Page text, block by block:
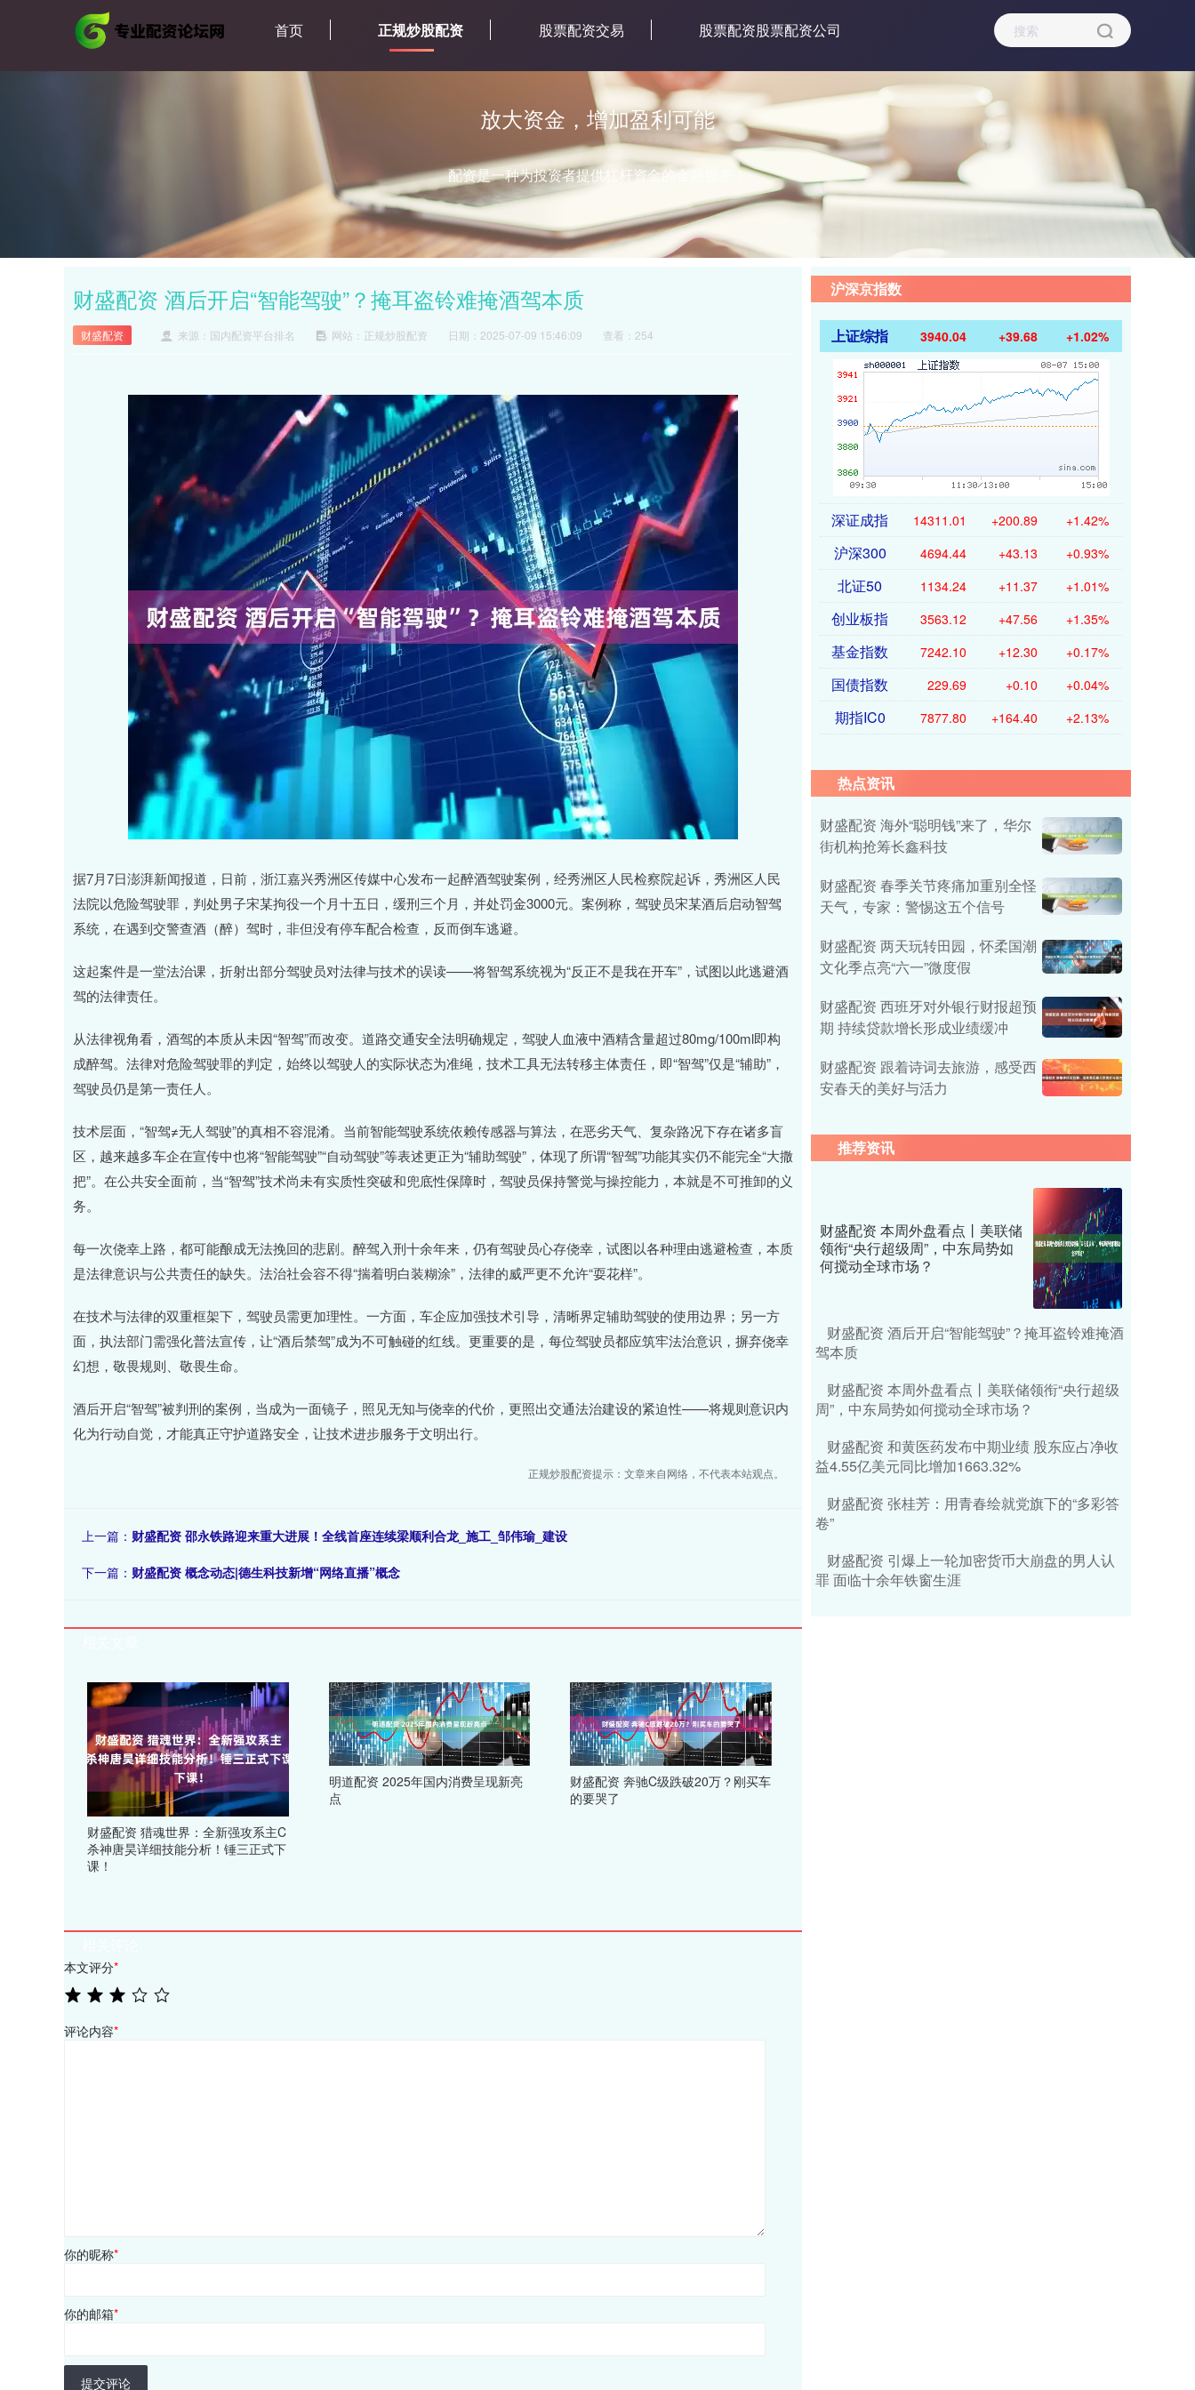
首页 正规炒股配资 股票配资交易 股票配资股票配资公司
放大资金，增加盈利可能
配资是一种为投资者提供杠杆资金的金融服务！
财盛配资 酒后开启“智能驾驶”？掩耳盗铃难掩酒驾本质
财盛配资 来源：国内配资平台排名 网站：正规炒股配资 日期：2025-07-09 15:46:09 查看：254
据7月7日澎湃新闻报道，日前，浙江嘉兴秀洲区传媒中心发布一起醉酒驾驶案例，经秀洲区人民检察院起诉，秀洲区人民
法院以危险驾驶罪，判处男子宋某拘役一个月十五日，缓刑三个月，并处罚金3000元。案例称，驾驶员宋某酒后启动智驾
系统，在遇到交警查酒（醉）驾时，非但没有停车配合检查，反而倒车逃避。
这起案件是一堂法治课，折射出部分驾驶员对法律与技术的误读——将智驾系统视为“反正不是我在开车”，试图以此逃避酒
驾的法律责任。
从法律视角看，酒驾的本质从未因“智驾”而改变。道路交通安全法明确规定，驾驶人血液中酒精含量超过80mg/100ml即构
成醉驾。法律对危险驾驶罪的判定，始终以驾驶人的实际状态为准绳，技术工具无法转移主体责任，即“智驾”仅是“辅助”，
驾驶员仍是第一责任人。
技术层面，“智驾≠无人驾驶”的真相不容混淆。当前智能驾驶系统依赖传感器与算法，在恶劣天气、复杂路况下存在诸多盲
区，越来越多车企在宣传中也将“智能驾驶”“自动驾驶”等表述更正为“辅助驾驶”，体现了所谓“智驾”功能其实仍不能完全“大撒
把”。在公共安全面前，当“智驾”技术尚未有实质性突破和兜底性保障时，驾驶员保持警觉与操控能力，本就是不可推卸的义
务。
每一次侥幸上路，都可能酿成无法挽回的悲剧。醉驾入刑十余年来，仍有驾驶员心存侥幸，试图以各种理由逃避检查，本质
是法律意识与公共责任的缺失。法治社会容不得“揣着明白装糊涂”，法律的威严更不允许“耍花样”。
在技术与法律的双重框架下，驾驶员需更加理性。一方面，车企应加强技术引导，清晰界定辅助驾驶的使用边界；另一方
面，执法部门需强化普法宣传，让“酒后禁驾”成为不可触碰的红线。更重要的是，每位驾驶员都应筑牢法治意识，摒弃侥幸
幻想，敬畏规则、敬畏生命。
酒后开启“智驾”被判刑的案例，当成为一面镜子，照见无知与侥幸的代价，更照出交通法治建设的紧迫性——将规则意识内
化为行动自觉，才能真正守护道路安全，让技术进步服务于文明出行。
正规炒股配资提示：文章来自网络，不代表本站观点。
上一篇： 财盛配资 邵永铁路迎来重大进展！全线首座连续梁顺利合龙_施工_邹伟瑜_建设
下一篇： 财盛配资 概念动态|德生科技新增“网络直播”概念
财盛配资 猎魂世界：全新强攻系主C
杀神唐昊详细技能分析！锤三正式下
课！
明道配资 2025年国内消费呈现新亮
点
财盛配资 奔驰C级跌破20万？刚买车
的要哭了
本文评分*
评论内容*
你的昵称*
你的邮箱*
提交评论
沪深京指数
上证综指 3940.04 +39.68 +1.02%
深证成指 14311.01 +200.89 +1.42%
沪深300 4694.44 +43.13 +0.93%
北证50 1134.24 +11.37 +1.01%
创业板指 3563.12 +47.56 +1.35%
基金指数 7242.10 +12.30 +0.17%
国债指数 229.69 +0.10 +0.04%
期指IC0 7877.80 +164.40 +2.13%
热点资讯
财盛配资 海外“聪明钱”来了，华尔
街机构抢筹长鑫科技
财盛配资 春季关节疼痛加重别全怪
天气，专家：警惕这五个信号
财盛配资 两天玩转田园，怀柔国潮
文化季点亮“六一”微度假
财盛配资 西班牙对外银行财报超预
期 持续贷款增长形成业绩缓冲
财盛配资 跟着诗词去旅游，感受西
安春天的美好与活力
推荐资讯
财盛配资 本周外盘看点丨美联储
领衔“央行超级周”，中东局势如
何搅动全球市场？
财盛配资 酒后开启“智能驾驶”？掩耳盗铃难掩酒
驾本质
财盛配资 本周外盘看点丨美联储领衔“央行超级
周”，中东局势如何搅动全球市场？
财盛配资 和黄医药发布中期业绩 股东应占净收
益4.55亿美元同比增加1663.32%
财盛配资 张桂芳：用青春绘就党旗下的“多彩答
卷”
财盛配资 引爆上一轮加密货币大崩盘的男人认
罪 面临十余年铁窗生涯